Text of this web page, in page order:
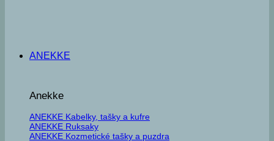
ANEKKE
Anekke
ANEKKE Kabelky, tašky a kufre
ANEKKE Ruksaky
ANEKKE Kozmetické tašky a puzdra